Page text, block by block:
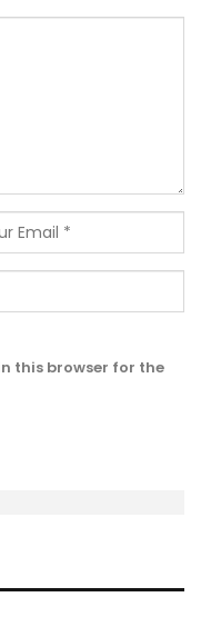
this browser for the